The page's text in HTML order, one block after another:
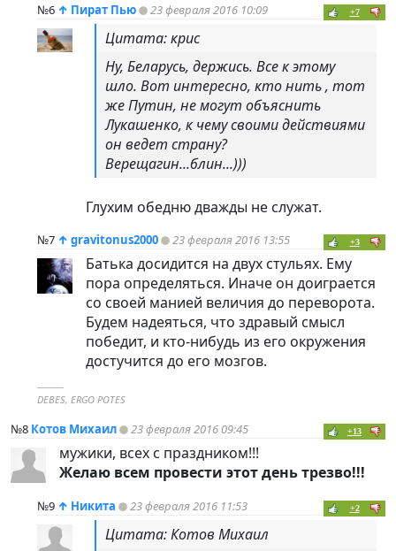
№6 ↑ Пират Пью 23 февраля 2016 10:09 +7
Цитата: крис
Ну, Беларусь, держись. Все к этому
шло. Вот интересно, кто нить , тот
же Путин, не могут объяснить
Лукашенко, к чему своими действиями
он ведет страну?
Верещагин...блин...)))
Глухим обедню дважды не служат.
№7 ↑ gravitonus2000 23 февраля 2016 13:55 +3
Батька досидится на двух стульях. Ему
пора определяться. Иначе он доиграется
со своей манией величия до переворота.
Будем надеяться, что здравый смысл
победит, и кто-нибудь из его окружения
достучится до его мозгов.
----------
DEBES, ERGO POTES
№8 Котов Михаил 23 февраля 2016 09:45 +13
мужики, всех с праздником!!!
Желаю всем провести этот день трезво!!!
№9 ↑ Никита 23 февраля 2016 11:53 +2
Цитата: Котов Михаил